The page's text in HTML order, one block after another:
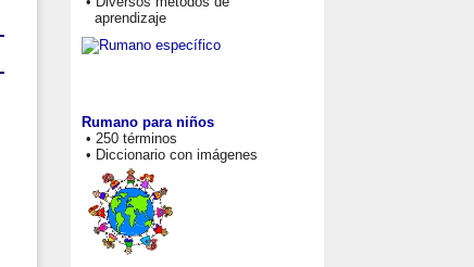
aprendizaje
Rumano para niños
• 250 términos
• Diccionario con imágenes